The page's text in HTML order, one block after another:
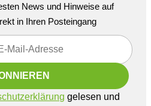
News und Hinweise auf
in Ihren Posteingang
gelesen und